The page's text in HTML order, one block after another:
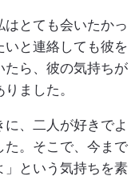
とても会いたかっ
と連絡しても彼を
たら、彼の気持ちが
ました。
、二人が好きでよ
た。そこで、今まで
」という気持ちを素